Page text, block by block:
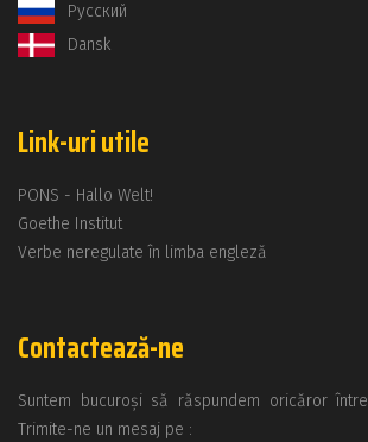
Русский
Dansk
Link-uri utile
PONS - Hallo Welt!
Goethe Institut
Verbe neregulate în limba engleză
Contactează-ne
Suntem bucuroși să răspundem oricăror
Trimite-ne un mesaj pe :